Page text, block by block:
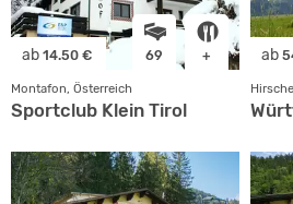
ab 14.50 € 69 +
Montafon, Österreich
Sportclub Klein Tirol
ab